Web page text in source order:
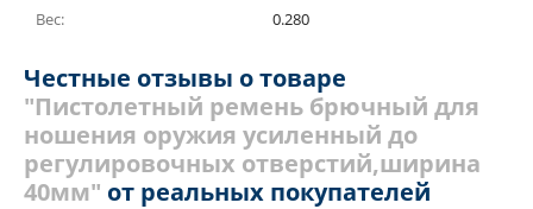
Вес:
0.280
Честные отзывы о товаре
"Пистолетный ремень брючный для
ношения оружия усиленный до
регулировочных отверстий,ширина
40мм" от реальных покупателей